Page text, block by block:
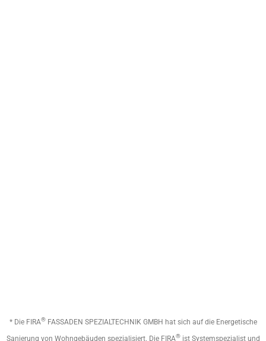
* Die FIRA®FASSADEN SPEZIALTECHNIK GMBH hat sich auf die Energetische
Sanierung von Wohngebäuden spezialisiert. Die FIRA®ist Systemspezialist und